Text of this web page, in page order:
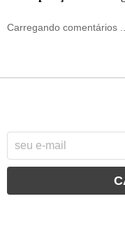
Carregando comentários ...